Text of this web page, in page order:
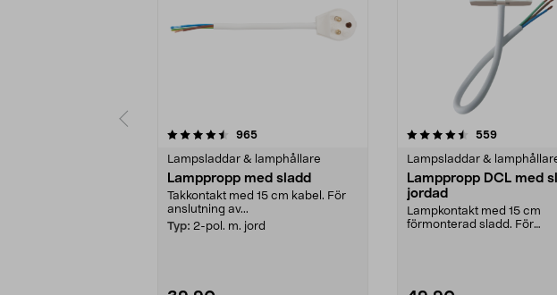
965recensioner
Lampsladdar & lamphållare
Lamppropp med sladd
Takkontakt med 15 cm kabel. För
anslutning av...
Typ: 2-pol. m. jord
4.5 av 5 stjärnor 559recensioner
Lampsladdar &
Lamppropp DCL med
jordad
Lampkontakt med 15 cm
förmonterad sladd. För
4.0 av 5 stjärnor